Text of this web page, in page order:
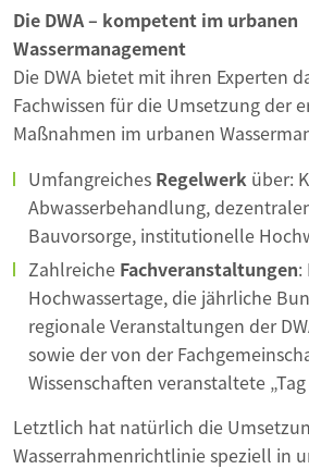
Die DWA – kompetent im urbanen
Wassermanagement
Die DWA bietet mit ihren Experten
Fachwissen für die Umsetzung der
Maßnahmen im urbanen
Umfangreiches Regelwerk über:
Abwasserbehandlung,
Bauvorsorge, institutionelle
Zahlreiche Fachveranstaltungen:
Hochwassertage, die jährliche
regionale Veranstaltungen der
sowie der von der
Wissenschaften veranstaltete
Letztlich hat natürlich die
Wasserrahmenrichtlinie speziell in